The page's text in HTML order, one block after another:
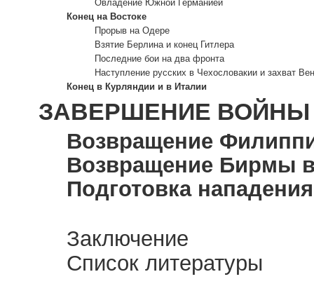
Овладение Южной Германией
Конец на Востоке
Прорыв на Одере
Взятие Берлина и конец Гитлера
Последние бои на два фронта
Наступление русских в Чехословакии и захват
Конец в Курляндии и в Италии
ЗАВЕРШЕНИЕ ВОЙНЫ
Возвращение
Возвращение Бирмы
Подготовка
Заключение
Список литературы